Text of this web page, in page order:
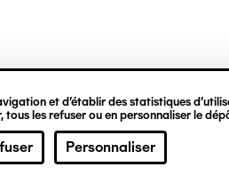
et d’établir des statistiques
les refuser ou en personnaliser le
Personnaliser
Désiré